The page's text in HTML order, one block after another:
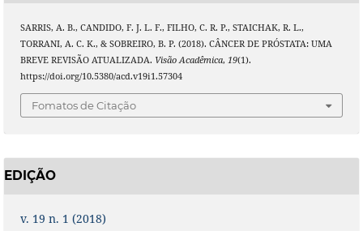
SARRIS, A. B., CANDIDO, F. J. L. F., FILHO, C. R. P., STAICHAK, R. L.,
TORRANI, A. C. K., & SOBREIRO, B. P. (2018). CÂNCER DE PRÓSTATA: UMA
BREVE REVISÃO ATUALIZADA. Visão Acadêmica, 19(1).
https://doi.org/10.5380/acd.v19i1.57304
Fomatos de Citação
EDIÇÃO
v. 19 n. 1 (2018)